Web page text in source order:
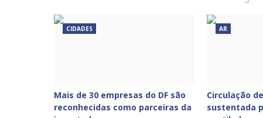
CIDADES
Mais de 30 empresas do DF são
reconhecidas como parceiras da
AR
Circulação
sustentada